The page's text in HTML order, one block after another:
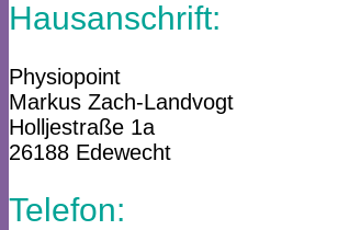
Hausanschrift:
Physiopoint
Markus Zach-Landvogt
Holljestraße 1a
26188 Edewecht
Telefon: